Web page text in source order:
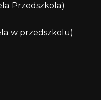
Przedszkola)
w przedszkolu)